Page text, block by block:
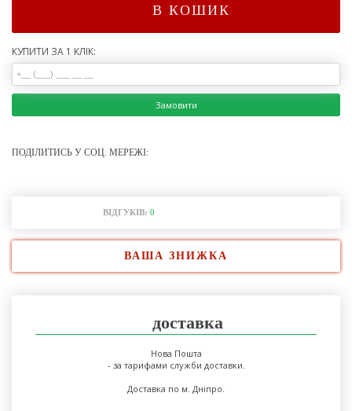
В КОШИК
КУПИТИ ЗА 1 КЛІК:
Замовити
ПОДІЛИТИСЬ У СОЦ. МЕРЕЖІ:
ВІДГУКІВ: 0
ВАША ЗНИЖКА
доставка
Нова Пошта
- за тарифами служби доставки.
Доставка по м. Дніпро.